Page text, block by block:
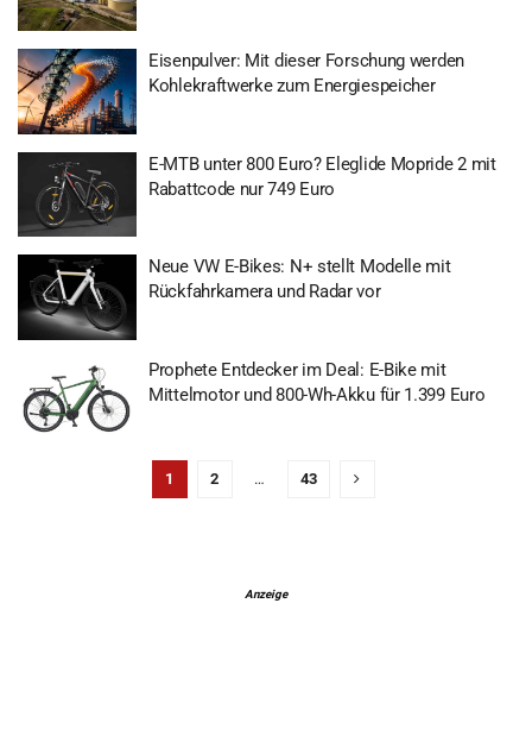
Eisenpulver: Mit dieser Forschung werden
Kohlekraftwerke zum Energiespeicher
E-MTB unter 800 Euro? Eleglide Mopride 2 mit
Rabattcode nur 749 Euro
Neue VW E-Bikes: N+ stellt Modelle mit
Rückfahrkamera und Radar vor
Prophete Entdecker im Deal: E-Bike mit
Mittelmotor und 800-Wh-Akku für 1.399 Euro
1 2 … 43
Anzeige